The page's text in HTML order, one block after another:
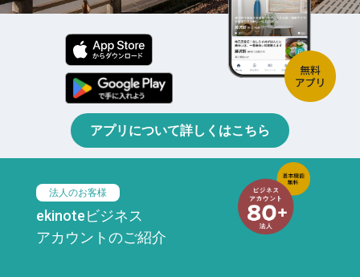
アプリについて詳しくはこちら
法人のお客様
ekinoteビジネス
アカウントのご紹介